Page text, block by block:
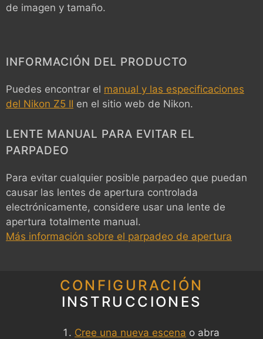
de imagen y tamaño.
INFORMACIÓN DEL PRODUCTO
Puedes encontrar el manual y las especificaciones
del Nikon Z5 II en el sitio web de Nikon.
LENTE MANUAL PARA EVITAR EL
PARPADEO
Para evitar cualquier posible parpadeo que puedan
causar las lentes de apertura controlada
electrónicamente, considere usar una lente de
apertura totalmente manual.
Más información sobre el parpadeo de apertura
CONFIGURACIÓN
INSTRUCCIONES
Cree una nueva escena o abra